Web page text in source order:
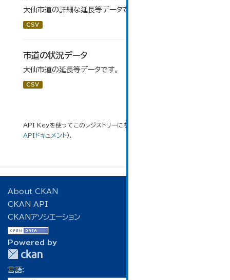
大仙市道の詳細な延長等データです。
CSV
市道の状況データ
大仙市道の延長等データです。
CSV
API Keyを使ってこのレジストリーにもアクセス可能です
APIドキュメント).
About CKAN
CKAN API
CKANアソシエーション
Powered by
言語